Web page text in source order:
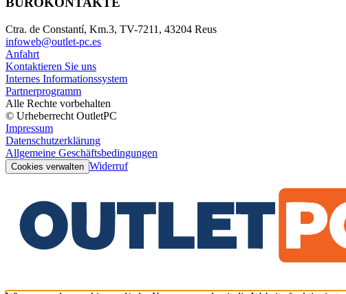
Ctra. de Constantí, Km.3, TV-7211, 43204 Reus
infoweb@outlet-pc.es
Anfahrt
Kontaktieren Sie uns
Internes Informationssystem
Partnerprogramm
Alle Rechte vorbehalten
© Urheberrecht OutletPC
Impressum
Datenschutzerklärung
Allgemeine Geschäftsbedingungen
Cookies verwalten Widerruf